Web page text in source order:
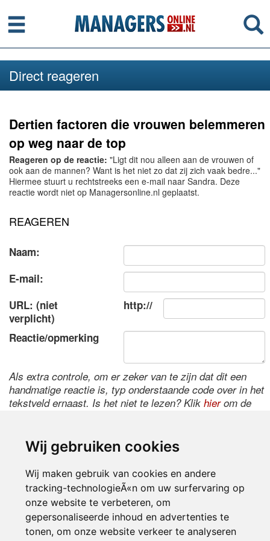
Wij gebruiken cookies
Wij maken gebruik van cookies en andere
tracking-technologieÃ«n om uw surfervaring op
onze website te verbeteren, om
gepersonaliseerde inhoud en advertenties te
tonen, om onze website verkeer te analyseren
Menu
Direct reageren
Dertien factoren die vrouwen belemmeren
op weg naar de top
Reageren op de reactie: "Ligt dit nou alleen aan de vrouwen of
ook aan de mannen? Want is het niet zo dat zij zich vaak bedre..."
Hiermee stuurt u rechtstreeks een e-mail naar Sandra. Deze
reactie wordt niet op Managersonline.nl geplaatst.
REAGEREN
Naam:
E-mail:
URL: (niet
verplicht)
http://
Reactie/opmerking
Als extra controle, om er zeker van te zijn dat dit een
handmatige reactie is, typ onderstaande code over in het
tekstveld ernaast. Is het niet te lezen? Klik hierom de